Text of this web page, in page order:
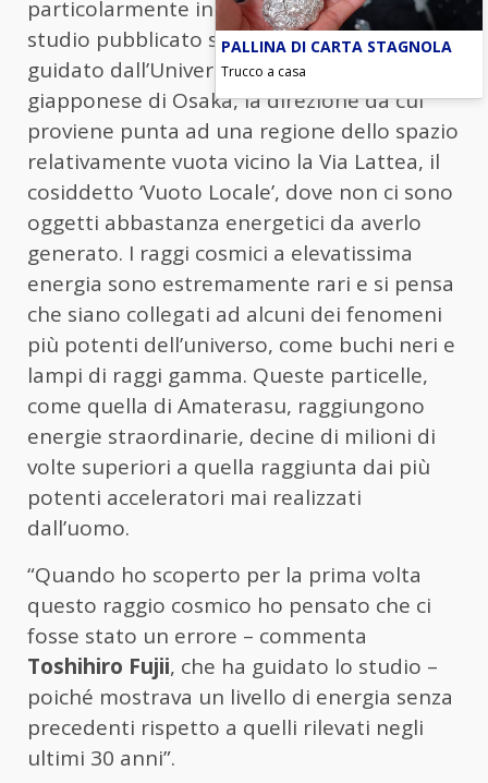
particolarmente intrigante: come spiega lo
studio pubblicato sulla rivista Science e
guidato dall’Università metropolitana
giapponese di Osaka, la direzione da cui
proviene punta ad una regione dello spazio
relativamente vuota vicino la Via Lattea, il
cosiddetto ‘Vuoto Locale’, dove non ci sono
oggetti abbastanza energetici da averlo
generato. I raggi cosmici a elevatissima
energia sono estremamente rari e si pensa
che siano collegati ad alcuni dei fenomeni
più potenti dell’universo, come buchi neri e
lampi di raggi gamma. Queste particelle,
come quella di Amaterasu, raggiungono
energie straordinarie, decine di milioni di
volte superiori a quella raggiunta dai più
potenti acceleratori mai realizzati
dall’uomo.
“Quando ho scoperto per la prima volta
questo raggio cosmico ho pensato che ci
fosse stato un errore – commenta
Toshihiro Fujii, che ha guidato lo studio –
poiché mostrava un livello di energia senza
precedenti rispetto a quelli rilevati negli
ultimi 30 anni”.
PALLINA DI CARTA STAGNOLA
Trucco a casa